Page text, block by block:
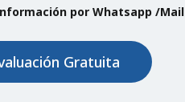
por Whatsapp /Mail